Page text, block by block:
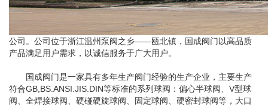
公司。公司位于浙江温州泵阀之乡——瓯北镇，国成阀门以高品质
产品满足用户需求，以诚信服务于广大用户。
国成阀门是一家具有多年生产阀门经验的生产企业，主要生产
符合GB,BS.ANSI.JIS.DIN等标准的系列球阀：偏心半球阀、V型球
阀、全焊接球阀、硬碰硬旋球阀、固定球阀、硬密封球阀等，大口